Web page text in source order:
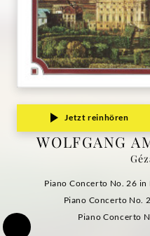
Deutsche
Grammophon
Jetzt reinhören
WOLFGANG
Piano Concerto No. 26
Piano Concerto No.
Piano Concerto